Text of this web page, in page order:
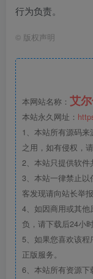
行为负责。
© 版权声明
本网站名称： 艾
本站永久网址：
1、本站所有源码
之用，如有侵权，
2、本站只提供软件
3、本站一律禁止
客发现请向站长举报
4、如因商用或其他
负，请下载后24小
5、如果您喜欢该
正版服务。
6、本站所有资源